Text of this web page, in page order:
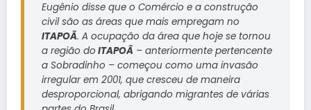
Eugênio disse que o Comércio e a construção
civil são as áreas que mais empregam no
ITAPOÃ. A ocupação da área que hoje se tornou
a região do ITAPOÃ – anteriormente pertencente
a Sobradinho – começou como uma invasão
irregular em 2001, que cresceu de maneira
desproporcional, abrigando migrantes de várias